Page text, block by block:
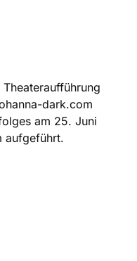
dark.com
am 25. Juni
aufgeführt.